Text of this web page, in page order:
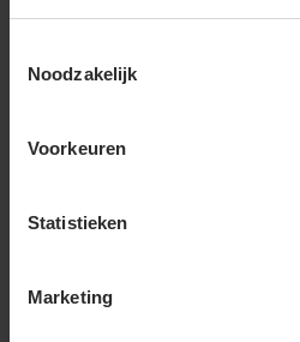
Noodzakelijk
Voorkeuren
Statistieken
Marketing